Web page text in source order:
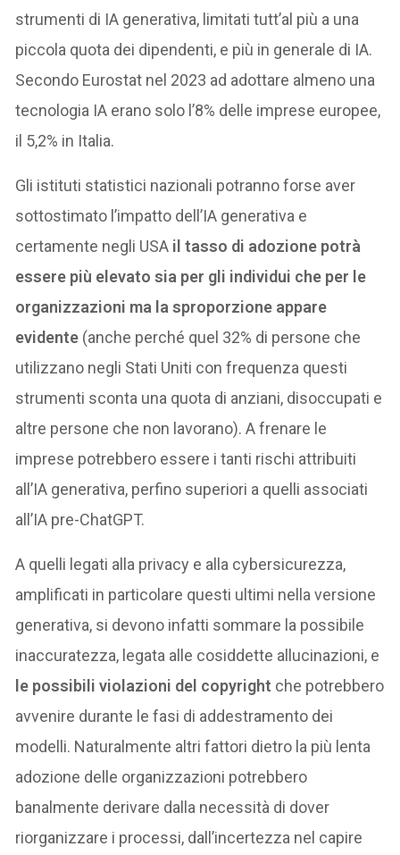
strumenti di IA generativa, limitati tutt’al più a una
piccola quota dei dipendenti, e più in generale di IA.
Secondo Eurostat nel 2023 ad adottare almeno una
tecnologia IA erano solo l’8% delle imprese europee,
il 5,2% in Italia.
Gli istituti statistici nazionali potranno forse aver
sottostimato l’impatto dell’IA generativa e
certamente negli USA il tasso di adozione potrà
essere più elevato sia per gli individui che per le
organizzazioni ma la sproporzione appare
evidente (anche perché quel 32% di persone che
utilizzano negli Stati Uniti con frequenza questi
strumenti sconta una quota di anziani, disoccupati e
altre persone che non lavorano). A frenare le
imprese potrebbero essere i tanti rischi attribuiti
all’IA generativa, perfino superiori a quelli associati
all’IA pre-ChatGPT.
A quelli legati alla privacy e alla cybersicurezza,
amplificati in particolare questi ultimi nella versione
generativa, si devono infatti sommare la possibile
inaccuratezza, legata alle cosiddette allucinazioni, e
le possibili violazioni del copyright che potrebbero
avvenire durante le fasi di addestramento dei
modelli. Naturalmente altri fattori dietro la più lenta
adozione delle organizzazioni potrebbero
banalmente derivare dalla necessità di dover
riorganizzare i processi, dall’incertezza nel capire